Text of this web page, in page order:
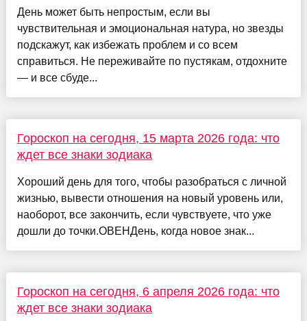
День может быть непростым, если вы
чувствительная и эмоциональная натура, но звезды
подскажут, как избежать проблем и со всем
справиться. Не переживайте по пустякам, отдохните
— и все сбуде...
Гороскоп на сегодня, 15 марта 2026 года: что
ждет все знаки зодиака
Хороший день для того, чтобы разобраться с личной
жизнью, вывести отношения на новый уровень или,
наоборот, все закончить, если чувствуете, что уже
дошли до точки.ОВЕНДень, когда новое знак...
Гороскоп на сегодня, 6 апреля 2026 года: что
ждет все знаки зодиака